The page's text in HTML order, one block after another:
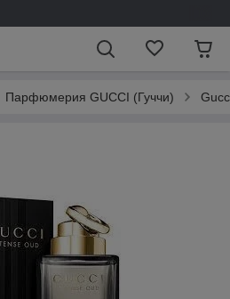
Парфюмерия GUCCI (Гуччи)